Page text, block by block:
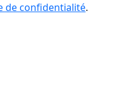
de confidentialité.